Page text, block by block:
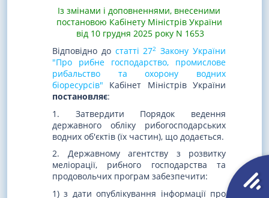
Із змінами і доповненнями, внесеними
постановою Кабінету Міністрів України
від 10 грудня 2025 року N 1653
Відповідно до статті 272 Закону України
"Про рибне господарство, промислове
рибальство та охорону водних
біоресурсів" Кабінет Міністрів України
постановляє:
1. Затвердити Порядок ведення
державного обліку рибогосподарських
водних об'єктів (їх частин), що додається.
2. Державному агентству з розвитку
меліорації, рибного господарства та
продовольчих програм забезпечити:
1) з дати опублікування інформації про